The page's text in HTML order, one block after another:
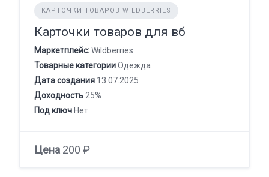
КАРТОЧКИ ТОВАРОВ WILDBERRIES
Карточки товаров для вб
Маркетплейс:Wildberries
Товарные категорииОдежда
Дата создания 13.07.2025
Доходность 25%
Под ключ Нет
Цена 200 ₽